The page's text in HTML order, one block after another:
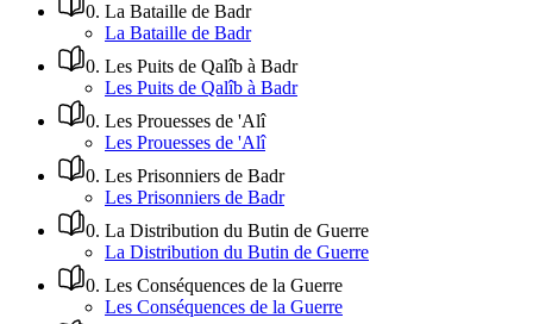
0. La Bataille de Badr
La Bataille de Badr
0. Les Puits de Qalîb à Badr
Les Puits de Qalîb à Badr
0. Les Prouesses de 'Alî
Les Prouesses de 'Alî
0. Les Prisonniers de Badr
Les Prisonniers de Badr
0. La Distribution du Butin de Guerre
La Distribution du Butin de Guerre
0. Les Conséquences de la Guerre
Les Conséquences de la Guerre